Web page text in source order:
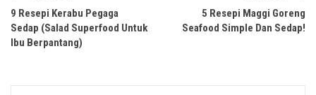
9 Resepi Kerabu Pegaga
Sedap (Salad Superfood Untuk
Ibu Berpantang)
5 Resepi Maggi Goreng
Seafood Simple Dan Sedap!